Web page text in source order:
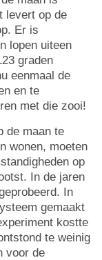
levert op de
Er is
lopen uiteen
graden
eenmaal de
en te
met die zooi!
de maan te
wonen, moeten
op
In de jaren
In
gemaakt
kostte
te weinig
voor de